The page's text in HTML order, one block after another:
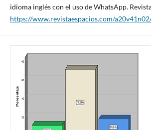
idioma inglés con el uso de WhatsApp.
https://www.revistaespacios.com/